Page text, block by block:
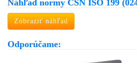
Náhľad normy ČSN ISO 199
Zobraziť náhľad
Odporúčame: